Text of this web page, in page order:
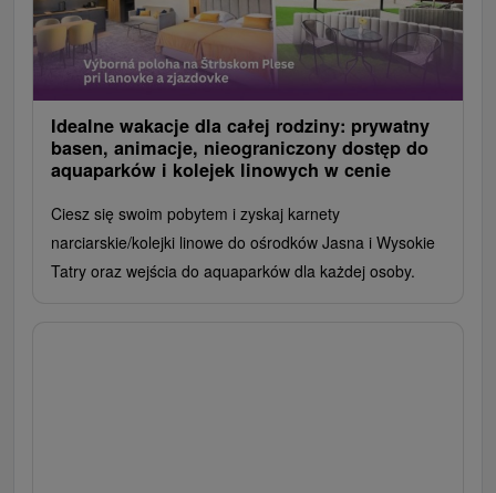
Idealne wakacje dla całej rodziny: prywatny
basen, animacje, nieograniczony dostęp do
aquaparków i kolejek linowych w cenie
Ciesz się swoim pobytem i zyskaj karnety
narciarskie/kolejki linowe do ośrodków Jasna i Wysokie
Tatry oraz wejścia do aquaparków dla każdej osoby.